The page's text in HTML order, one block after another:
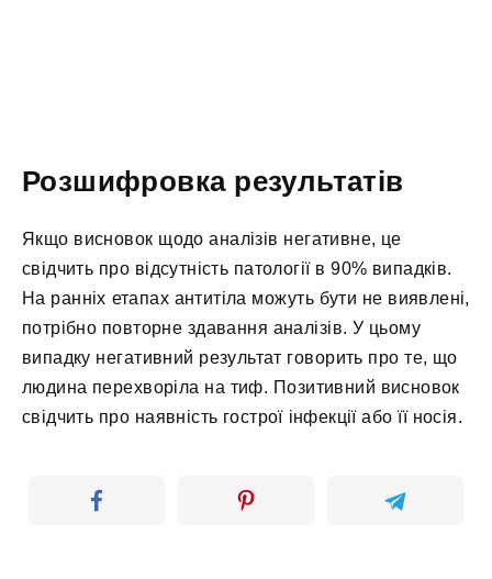
Розшифровка результатів
Якщо висновок щодо аналізів негативне, це
свідчить про відсутність патології в 90% випадків.
На ранніх етапах антитіла можуть бути не виявлені,
потрібно повторне здавання аналізів. У цьому
випадку негативний результат говорить про те, що
людина перехворіла на тиф. Позитивний висновок
свідчить про наявність гострої інфекції або її носія.